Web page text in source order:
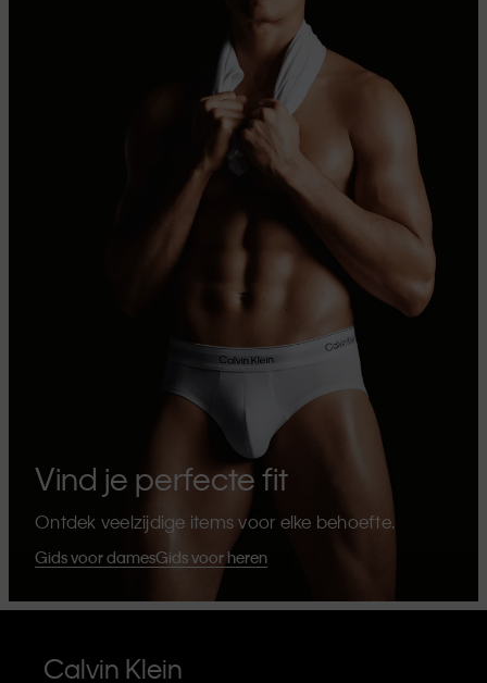
Vind je perfecte fit
Ontdek veelzijdige items voor elke behoefte.
Gids voor damesGids voor heren
Calvin Klein